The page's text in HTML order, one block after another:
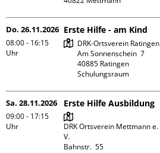
Do. 26.11.2026
08:00 - 16:15
Uhr
Erste Hilfe - am Kind
DRK-Ortsverein Ratingen
Am Sonnenschein  7
40885 Ratingen
Schulungsraum
Sa. 28.11.2026
09:00 - 17:15
Uhr
Erste Hilfe Ausbildung
DRK Ortsverein Mettmann e.
V.
Bahnstr.  55